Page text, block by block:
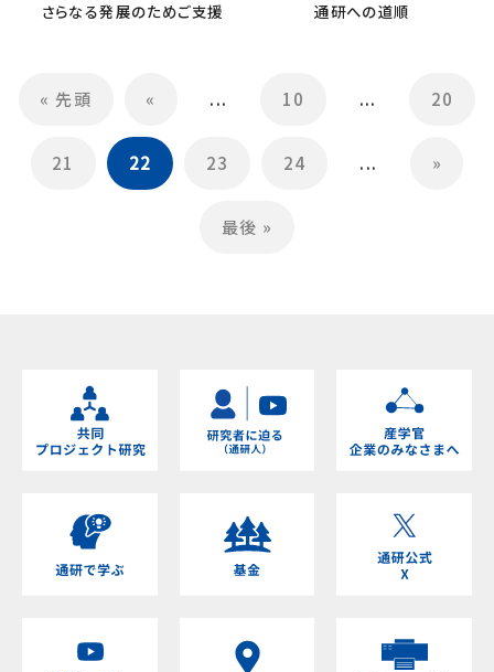
さらなる発展のためご支援 通研への道順
« 先頭 « ... 10 ... 20
21 22 23 24 ... »
最後 »